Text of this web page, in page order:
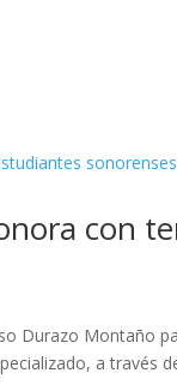
con
Durazo Montaño
a través